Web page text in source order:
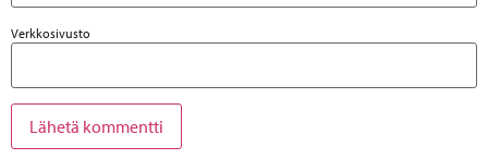
Verkkosivusto